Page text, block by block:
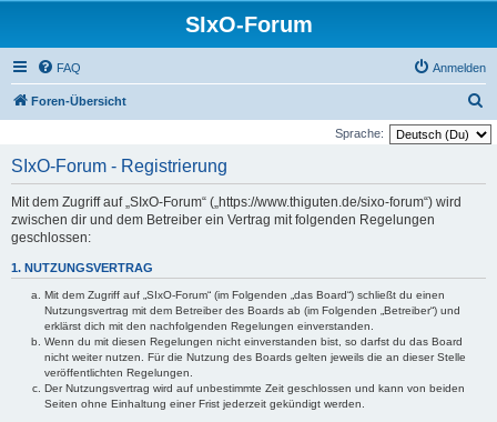
SIxO-Forum
FAQ Anmelden
Foren-Übersicht
u
Sprache:
SIxO-Forum - Registrierung
Mit dem Zugriff auf „SIxO-Forum“ („https://www.thiguten.de/sixo-forum“) wird
zwischen dir und dem Betreiber ein Vertrag mit folgenden Regelungen
geschlossen:
1. NUTZUNGSVERTRAG
Mit dem Zugriff auf „SIxO-Forum“ (im Folgenden „das Board“) schließt du einen
Nutzungsvertrag mit dem Betreiber des Boards ab (im Folgenden „Betreiber“) und
erklärst dich mit den nachfolgenden Regelungen einverstanden.
Wenn du mit diesen Regelungen nicht einverstanden bist, so darfst du das Board
nicht weiter nutzen. Für die Nutzung des Boards gelten jeweils die an dieser Stelle
veröffentlichten Regelungen.
Der Nutzungsvertrag wird auf unbestimmte Zeit geschlossen und kann von beiden
Seiten ohne Einhaltung einer Frist jederzeit gekündigt werden.